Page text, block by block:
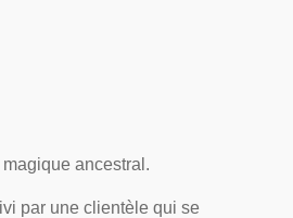
ancestral.
par une clientèle qui se